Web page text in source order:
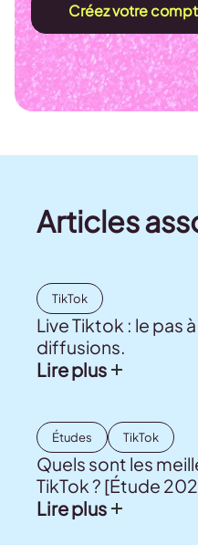
Créez votre
Articles
TikTok
Live Tiktok : le pas
diffusions.
Lire plus
Études TikTok
Quels sont les
TikTok ? [Étude
Lire plus